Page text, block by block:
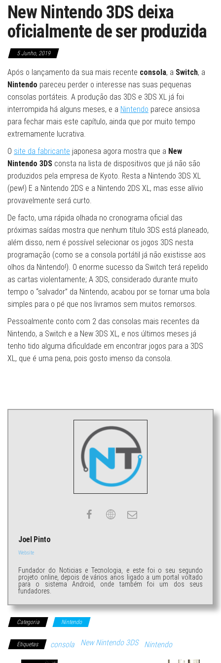
New Nintendo 3DS deixa
oficialmente de ser produzida
5 Junho, 2019
Após o lançamento da sua mais recente consola, a Switch, a
Nintendo pareceu perder o interesse nas suas pequenas
consolas portáteis. A produção das 3DS e 3DS XL já foi
interrompida há alguns meses, e a Nintendo parece ansiosa
para fechar mais este capítulo, ainda que por muito tempo
extremamente lucrativa.
O site da fabricante japonesa agora mostra que a New
Nintendo 3DS consta na lista de dispositivos que já não são
produzidos pela empresa de Kyoto. Resta a Nintendo 3DS XL
(pew!) E a Nintendo 2DS e a Nintendo 2DS XL, mas esse alívio
provavelmente será curto.
De facto, uma rápida olhada no cronograma oficial das
próximas saídas mostra que nenhum título 3DS está planeado,
além disso, nem é possível selecionar os jogos 3DS nesta
programação (como se a consola portátil já não existisse aos
olhos da Nintendo!). O enorme sucesso da Switch terá repelido
as cartas violentamente; A 3DS, considerado durante muito
tempo o “salvador” da Nintendo, acabou por se tornar uma bola
simples para o pé que nos livramos sem muitos remorsos.
Pessoalmente conto com 2 das consolas mais recentes da
Nintendo, a Switch e a New 3DS XL, e nos últimos meses já
tenho tido alguma dificuldade em encontrar jogos para a 3DS
XL, que é uma pena, pois gosto imenso da consola.
Joel Pinto
Website
Fundador do Noticias e Tecnologia, e este foi o seu segundo
projeto online, depois de vários anos ligado a um portal voltado
para o sistema Android, onde também foi um dos seus
fundadores.
Categoria Nintendo
Etiquetas consola New Nintendo 3DS Nintendo